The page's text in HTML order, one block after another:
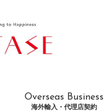
Overseas Business
海外輸入・代理店契約